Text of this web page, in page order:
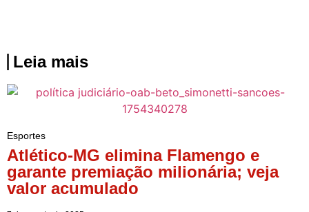
Leia mais
Esportes
Atlético-MG elimina Flamengo e
garante premiação milionária; veja
valor acumulado